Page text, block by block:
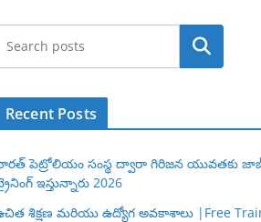
Search
Recent Posts
పెట్రోలియం సంస్థ ద్వారా గిరిజన యువతకు
ఇస్తున్నారు 2026
శిక్షణ మరియు ఉద్యోగ అవకాశాలు |Free